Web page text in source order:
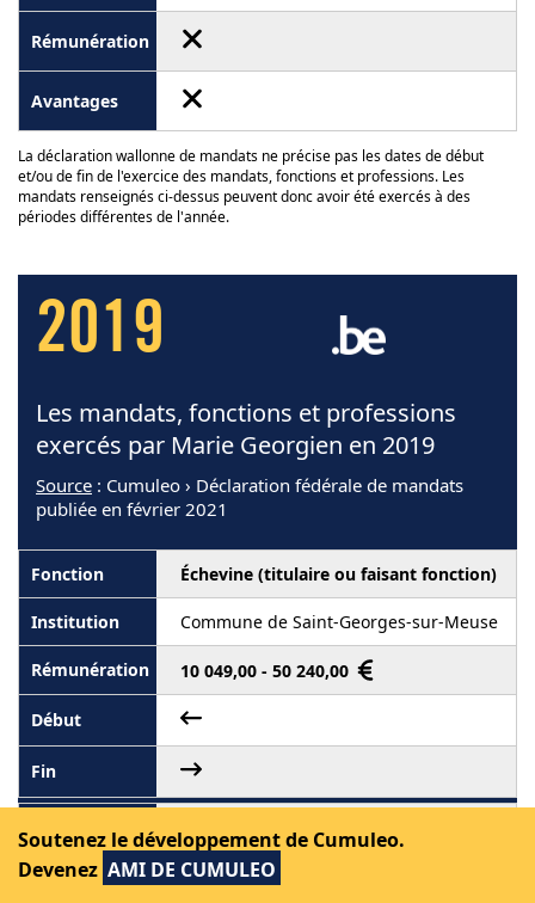
La déclaration wallonne de mandats ne précise pas les dates de début
et/ou de fin de l'exercice des mandats, fonctions et professions. Les
mandats renseignés ci-dessus peuvent donc avoir été exercés à des
périodes différentes de l'année.
2019
Les mandats, fonctions et professions
exercés par Marie Georgien en 2019
Source : Cumuleo › Déclaration fédérale de mandats
publiée en février 2021
Échevine (titulaire ou faisant fonction)
Commune de Saint-Georges-sur-Meuse
10 049,00 - 50 240,00
Inser-Net
Soutenez le développement de Cumuleo.
Devenez AMI DE CUMULEO